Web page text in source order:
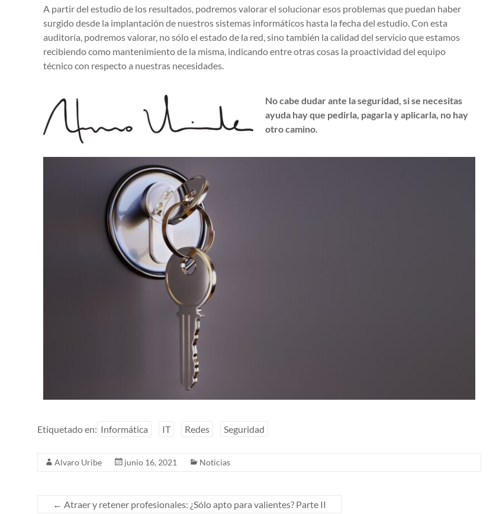
A partir del estudio de los resultados, podremos valorar el solucionar esos problemas que puedan haber
surgido desde la implantación de nuestros sistemas informáticos hasta la fecha del estudio. Con esta
auditoría, podremos valorar, no sólo el estado de la red, sino también la calidad del servicio que estamos
recibiendo como mantenimiento de la misma, indicando entre otras cosas la proactividad del equipo
técnico con respecto a nuestras necesidades.
No cabe dudar ante la seguridad, si se necesitas
ayuda hay que pedirla, pagarla y aplicarla, no hay
otro camino.
Etiquetado en: Informática IT Redes Seguridad
Alvaro Uribe junio 16, 2021 Noticias
← Atraer y retener profesionales: ¿Sólo apto para valientes? Parte II